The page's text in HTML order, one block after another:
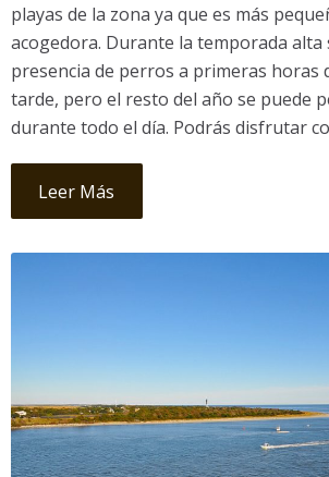
playas de la zona ya que es más
acogedora. Durante la temporada alta
presencia de perros a primeras horas
tarde, pero el resto del año se puede
durante todo el día. Podrás disfrutar
Leer Más